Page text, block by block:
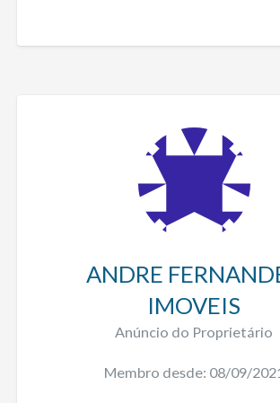
ANDRE
IMOVEIS
Anúncio do Proprietário
Membro desde: 08/09/